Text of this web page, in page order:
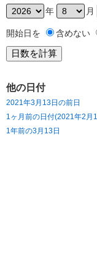
年 月
開始日を 含めない
他の日付
2021年3月13日の前日
1ヶ月前の日付(2021年2月
1年前の3月13日